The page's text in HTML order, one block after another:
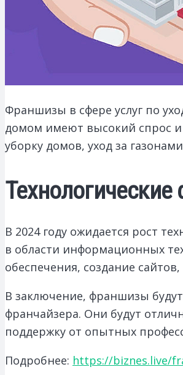
Франшизы в сфере услуг по
домом имеют высокий спрос и
уборку домов, уход за
В 2024 году ожидается рост
в области информационных
обеспечения, создание
В заключение, франшизы
франчайзера. Они будут
поддержку от опытных
Подробнее: https://biznes.live/